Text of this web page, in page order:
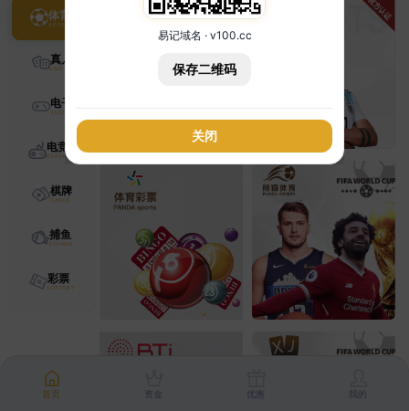
体育
真人
电子
电竞
棋牌
捕鱼
彩票
首页 资金 优惠 我的
易记域名 · v100.cc
保存二维码
关闭